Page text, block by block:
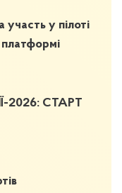
у пілоті
платформі
2026: СТАРТ